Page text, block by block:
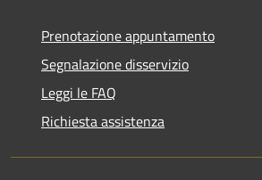
Prenotazione appuntamento
Segnalazione disservizio
Leggi le FAQ
Richiesta assistenza